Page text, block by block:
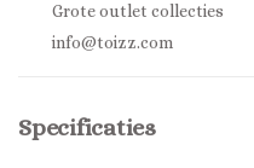
Grote outlet collecties
info@toizz.com
Specificaties